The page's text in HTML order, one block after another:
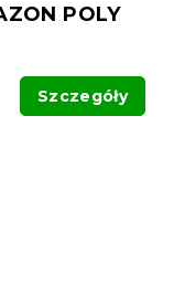
POLY
Szczegóły